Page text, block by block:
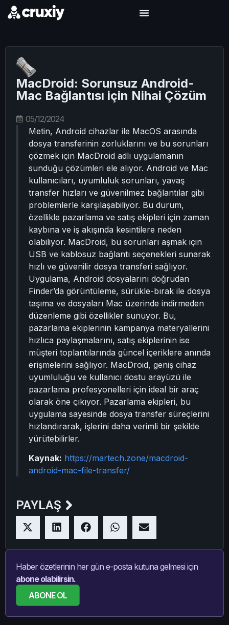
MacDroid: Sorunsuz Android-
Mac Bağlantısı için Nihai Çözüm
05/12/2024
Metin, Android cihazlar ile MacOS arasında
dosya transferinin zorluklarını ve bu sorunları
çözmek için MacDroid adlı uygulamanın
sunduğu çözümleri ele alıyor. Android ve Mac
kullanıcıları, uyumluluk sorunları, yavaş
transfer hızları ve güvenilmez bağlantılar gibi
problemlerle karşılaşabiliyor. Bu durum,
özellikle pazarlama ve satış ekipleri için zaman
kaybına ve iş akışında kesintilere neden
olabiliyor. MacDroid, bu sorunları aşmak için
USB ve kablosuz bağlantı seçenekleri sunarak
hızlı ve güvenilir dosya transferi sağlıyor.
Uygulama, Android dosyalarını doğrudan
Finder’da görüntüleme, sürükle-bırak ile dosya
taşıma ve dosyaları Mac üzerinde indirmeden
düzenleme gibi özellikler sunuyor. Bu,
pazarlama ekiplerinin kampanya materyallerini
hızlıca paylaşmalarını, satış ekiplerinin ise
müşteri toplantılarında güncel içeriklere anında
erişmelerini sağlıyor. MacDroid, geniş cihaz
uyumluluğu ve kullanıcı dostu arayüzü ile
pazarlama profesyonelleri için ideal bir araç
olarak öne çıkıyor. Pazarlama ekipleri, bu
uygulama sayesinde dosya transfer süreçlerini
hızlandırarak, işlerini daha verimli bir şekilde
yürütebilirler.
Kaynak: https://martech.zone/macdroid-
android-mac-file-transfer/
PAYLAŞ
Haber özetlerinin her gün e-posta kutuna gelmesi için
abone olabilirsin.
ABONE OL